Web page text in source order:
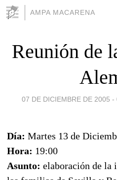
AMPA MACARENA
Reunión de
07 DE DICIEMBRE DE 2005 -
Día: Martes 13 de
Hora: 19:00
Asunto: elaboración de la